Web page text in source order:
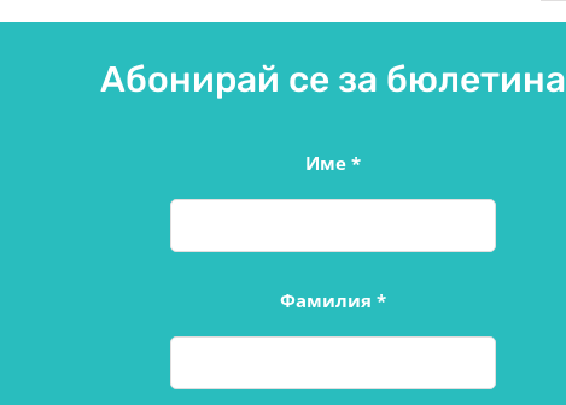
Абонирай се за бюлетина
Име *
Фамилия *